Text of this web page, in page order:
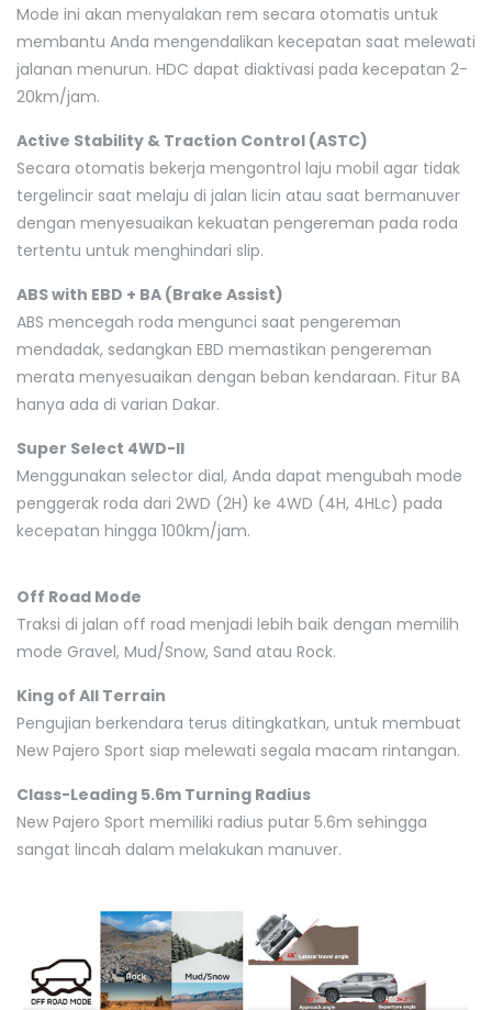
Mode ini akan menyalakan rem secara otomatis untuk
membantu Anda mengendalikan kecepatan saat melewati
jalanan menurun. HDC dapat diaktivasi pada kecepatan 2-
20km/jam.
Active Stability & Traction Control (ASTC)
Secara otomatis bekerja mengontrol laju mobil agar tidak
tergelincir saat melaju di jalan licin atau saat bermanuver
dengan menyesuaikan kekuatan pengereman pada roda
tertentu untuk menghindari slip.
ABS with EBD + BA (Brake Assist)
ABS mencegah roda mengunci saat pengereman
mendadak, sedangkan EBD memastikan pengereman
merata menyesuaikan dengan beban kendaraan. Fitur BA
hanya ada di varian Dakar.
Super Select 4WD-II
Menggunakan selector dial, Anda dapat mengubah mode
penggerak roda dari 2WD (2H) ke 4WD (4H, 4HLc) pada
kecepatan hingga 100km/jam.
Off Road Mode
Traksi di jalan off road menjadi lebih baik dengan memilih
mode Gravel, Mud/Snow, Sand atau Rock.
King of All Terrain
Pengujian berkendara terus ditingkatkan, untuk membuat
New Pajero Sport siap melewati segala macam rintangan.
Class-Leading 5.6m Turning Radius
New Pajero Sport memiliki radius putar 5.6m sehingga
sangat lincah dalam melakukan manuver.